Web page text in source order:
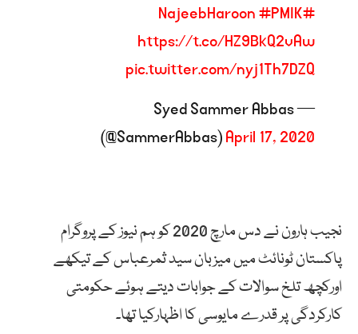
#NajeebHaroon
#PMIK
https://t.co/HZ9BkQ2vAw
pic.twitter.com/nyj1Th7DZQ
— Syed Sammer Abbas
(@SammerAbbas)April 17, 2020
نجیب ہارون نے دس مارچ 2020 کو ہم نیوز کے پروگرام
پاکستان ٹونائٹ میں میزبان سید ثمرعباس کے تیکھے
اورکچھ تلخ سوالات کے جوابات دیتے ہوئے حکومتی
کارکردگی پر قدرے مایوسی کا اظہارکیا تھا۔